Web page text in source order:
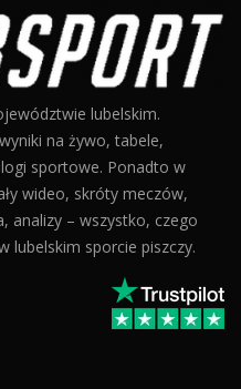
lubelskim.
na żywo, tabele,
sportowe. Ponadto w
wideo, skróty meczów,
analizy – wszystko, czego
lubelskim sporcie piszczy.